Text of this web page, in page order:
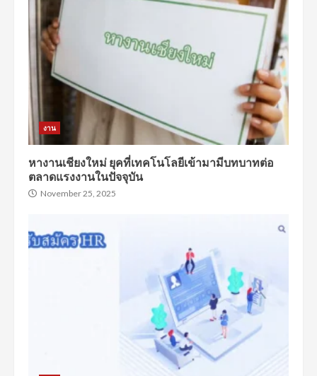
งาน
หางานเชียงใหม่ ยุคที่เทคโนโลยีเข้ามามีบทบาทต่อ
ตลาดแรงงานในปัจจุบัน
November 25, 2025